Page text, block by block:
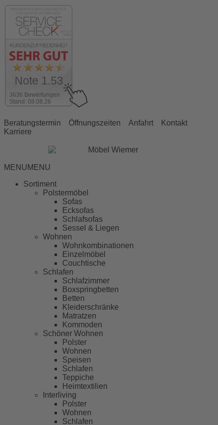
3636 Bewertungen
Stand: 08.08.26
Note 1.53
Beratungstermin Öffnungszeiten Anfahrt
Kontakt
Karriere
MENUMENU
Sortiment
Polstermöbel
Sofas
Ecksofas
Schlafsofas
Sessel & Liegen
Wohnen
Wohnkombinationen
Einzelmöbel
Couchtische
Schlafen
Schlafzimmer
Boxspringbetten
Betten
Kleiderschränke
Matratzen
Kommoden
Schöner Wohnen
Polster
Wohnen
Speisen
Schlafen
Teppiche
Heimtextilien
Interliving
Polster
Wohnen
Schlafen